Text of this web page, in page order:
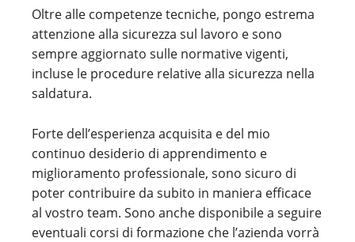
Oltre alle competenze tecniche, pongo estrema
attenzione alla sicurezza sul lavoro e sono
sempre aggiornato sulle normative vigenti,
incluse le procedure relative alla sicurezza nella
saldatura.
Forte dell’esperienza acquisita e del mio
continuo desiderio di apprendimento e
miglioramento professionale, sono sicuro di
poter contribuire da subito in maniera efficace
al vostro team. Sono anche disponibile a seguire
eventuali corsi di formazione che l’azienda vorrà